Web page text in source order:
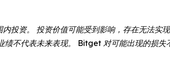
投资。 投资价值可能受到影响，存在无法实
不代表未来表现。 Bitget 对可能出现的损失